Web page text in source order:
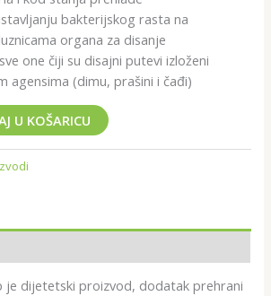
bakterijskog rasta na
organa za disanje
one čiji su disajni putevi izloženi
agensima (dimu, prašini i čađi)
U KOŠARICU
je dijetetski proizvod, dodatak prehrani